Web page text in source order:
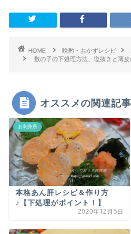
HOME 晩酌・おかずレシピ
数の子の下処理方法、塩抜きと薄
オススメの関連記
お刺身系
本格あん肝レシピ＆作り方
♪【下処理がポイント！】
2020年12月5日